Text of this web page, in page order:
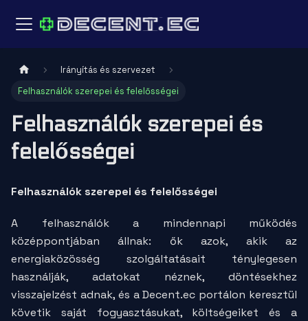
Irányítás és szervezet
Felhasználók szerepei és felelősségei
Felhasználók szerepei és
felelősségei
Felhasználók szerepei és felelősségei
A felhasználók a mindennapi működés
középpontjában állnak: ők azok, akik az
energiaközösség szolgáltatásait ténylegesen
használják, adatokat néznek, döntésekhez
visszajelzést adnak, és a Decent.ec portálon keresztül
követik saját fogyasztásukat, költségeiket és a